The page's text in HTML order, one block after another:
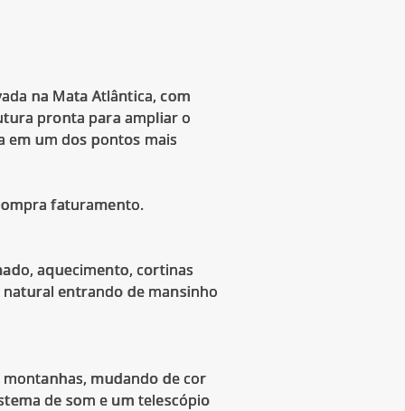
na Mata Atlântica, com
pronta para ampliar o
em um dos pontos mais
faturamento.
aquecimento, cortinas
entrando de mansinho
mudando de cor
de som e um telescópio